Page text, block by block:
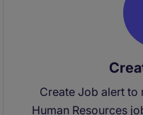
Create Job alert to
Human Resources